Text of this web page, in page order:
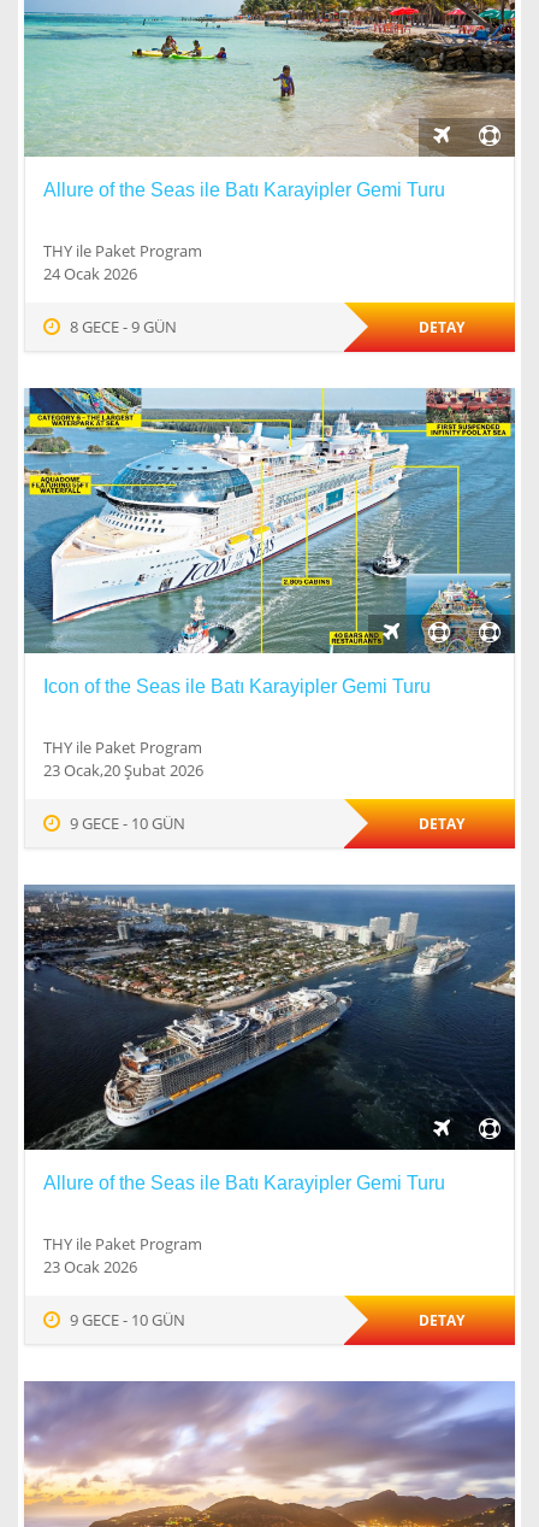
Allure of the Seas ile Batı Karayipler Gemi Turu
THY ile Paket Program
24 Ocak 2026
8 GECE - 9 GÜN DETAY
Icon of the Seas ile Batı Karayipler Gemi Turu
THY ile Paket Program
23 Ocak,20 Şubat 2026
9 GECE - 10 GÜN DETAY
Allure of the Seas ile Batı Karayipler Gemi Turu
THY ile Paket Program
23 Ocak 2026
9 GECE - 10 GÜN DETAY